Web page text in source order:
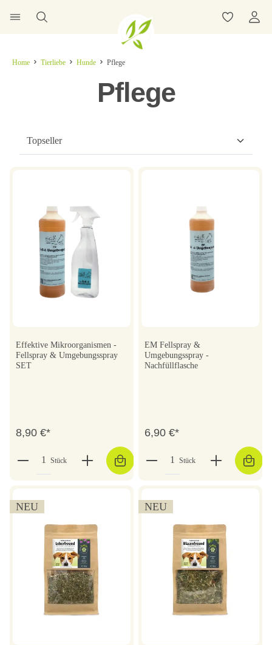
Home Tierliebe Hunde Pflege
Pflege
Effektive Mikroorganismen -
Fellspray & Umgebungsspray
SET
8,90 €*
Stück
EM Fellspray &
Umgebungsspray -
Nachfüllflasche
6,90 €*
Stück
NEU NEU